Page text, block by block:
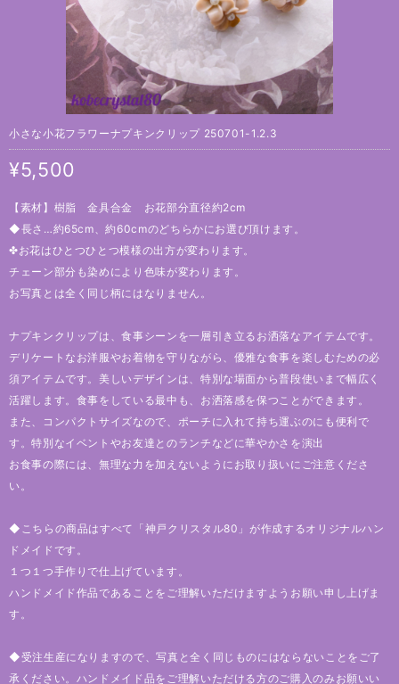
小さな小花フラワーナプキンクリップ 250701-1.2.3
¥5,500
【素材】樹脂 金具合金 お花部分直径約2cm
◆長さ…約65cm、約60cmのどちらかにお選び頂けます。
✤お花はひとつひとつ模様の出方が変わります。
チェーン部分も染めにより色味が変わります。
お写真とは全く同じ柄にはなりません。
ナプキンクリップは、食事シーンを一層引き立るお洒落なアイテムです。
デリケートなお洋服やお着物を守りながら、優雅な食事を楽しむための必
須アイテムです。美しいデザインは、特別な場面から普段使いまで幅広く
活躍します。食事をしている最中も、お洒落感を保つことができます。
また、コンパクトサイズなので、ポーチに入れて持ち運ぶのにも便利で
す。特別なイベントやお友達とのランチなどに華やかさを演出
お食事の際には、無理な力を加えないようにお取り扱いにご注意くださ
い。
◆こちらの商品はすべて「神戸クリスタル80」が作成するオリジナルハン
ドメイドです。
１つ１つ手作りで仕上げています。
ハンドメイド作品であることをご理解いただけますようお願い申し上げま
す。
◆受注生産になりますので、写真と全く同じものにはならないことをご了
承ください。ハンドメイド品をご理解いただける方のご購入のみお願いい